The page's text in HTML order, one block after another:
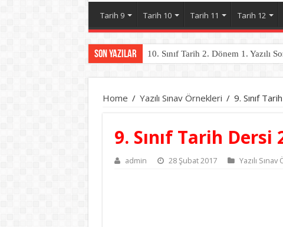
Tarih 9 Tarih 10 Tarih 11 Tarih 12
Son Yazılar 10. Sınıf Tarih 2. Dönem 1. Yazılı
Home / Yazılı Sınav Örnekleri / 9. Sınıf
9. Sınıf Tarih Dersi
admin 28 Şubat 2017 Yazılı